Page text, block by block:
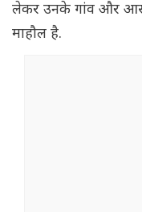
लेकर उनके गांव और
माहौल है.